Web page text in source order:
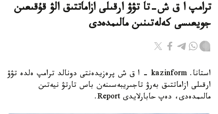
ترامپ ا ق ش-تا تۋۋ ارقىلى ازاماتتىق الۋ قۇقىعىن
جويعىسى كەلەتىنىن مالىمدەدى
استانا. kazinform - ا ق ش پرەزيدەنتى دونالد ترامپ ەلدە تۋۋ
ارقىلى ازاماتتىق بەرۋ تاجىريبەسىنەن باس تارتۋ نيەتىن
مالىمدەدى، دەپ حابارلايدى Report.